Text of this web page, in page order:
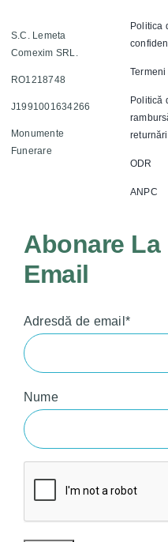
S.C. Lemeta
Comexim SRL.
RO1218748
J1991001634266
Monumente
Funerare
Politica
Politică
returnări
ODR
ANPC
Abonare
Email
Adresdă de email*
Nume